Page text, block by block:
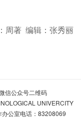
周著 编辑：张秀丽
信公众号二维码
UNIVERCITY
公室电话：83208069